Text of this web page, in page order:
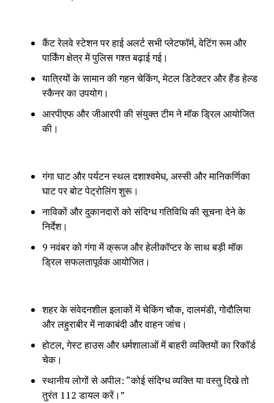
कैंट रेलवे स्टेशन पर हाई अलर्ट सभी प्लेटफॉर्म, वेटिंग रूम और
पार्किंग क्षेत्र में पुलिस गश्त बढ़ाई गई।
यात्रियों के सामान की गहन चेकिंग, मेटल डिटेक्टर और हैंड हेल्ड
स्कैनर का उपयोग।
आरपीएफ और जीआरपी की संयुक्त टीम ने मॉक ड्रिल आयोजित
की।
गंगा घाट और पर्यटन स्थल दशाश्वमेध, अस्सी और मानिकर्णिका
घाट पर बोट पेट्रोलिंग शुरू।
नाविकों और दुकानदारों को संदिग्ध गतिविधि की सूचना देने के
निर्देश।
9 नवंबर को गंगा में क्रूज और हेलीकॉप्टर के साथ बड़ी मॉक
ड्रिल सफलतापूर्वक आयोजित।
शहर के संवेदनशील इलाकों में चेकिंग चौक, दालमंडी, गोदौलिया
और लहुराबीर में नाकाबंदी और वाहन जांच।
होटल, गेस्ट हाउस और धर्मशालाओं में बाहरी व्यक्तियों का रिकॉर्ड
चेक।
स्थानीय लोगों से अपील: “कोई संदिग्ध व्यक्ति या वस्तु दिखे तो
तुरंत 112 डायल करें।”